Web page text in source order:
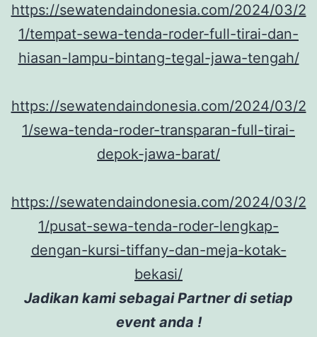
https://sewatendaindonesia.com/2024/03/2
1/tempat-sewa-tenda-roder-full-tirai-dan-
hiasan-lampu-bintang-tegal-jawa-tengah/
https://sewatendaindonesia.com/2024/03/2
1/sewa-tenda-roder-transparan-full-tirai-
depok-jawa-barat/
https://sewatendaindonesia.com/2024/03/2
1/pusat-sewa-tenda-roder-lengkap-
dengan-kursi-tiffany-dan-meja-kotak-
bekasi/
Jadikan kami sebagai Partner di setiap
event anda !